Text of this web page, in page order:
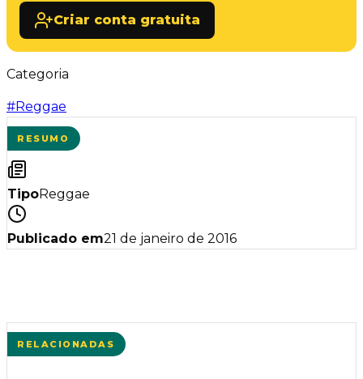
Criar conta gratuita
Categoria
#Reggae
RESUMO
TipoReggae
Publicado em21 de janeiro de 2016
RELACIONADAS